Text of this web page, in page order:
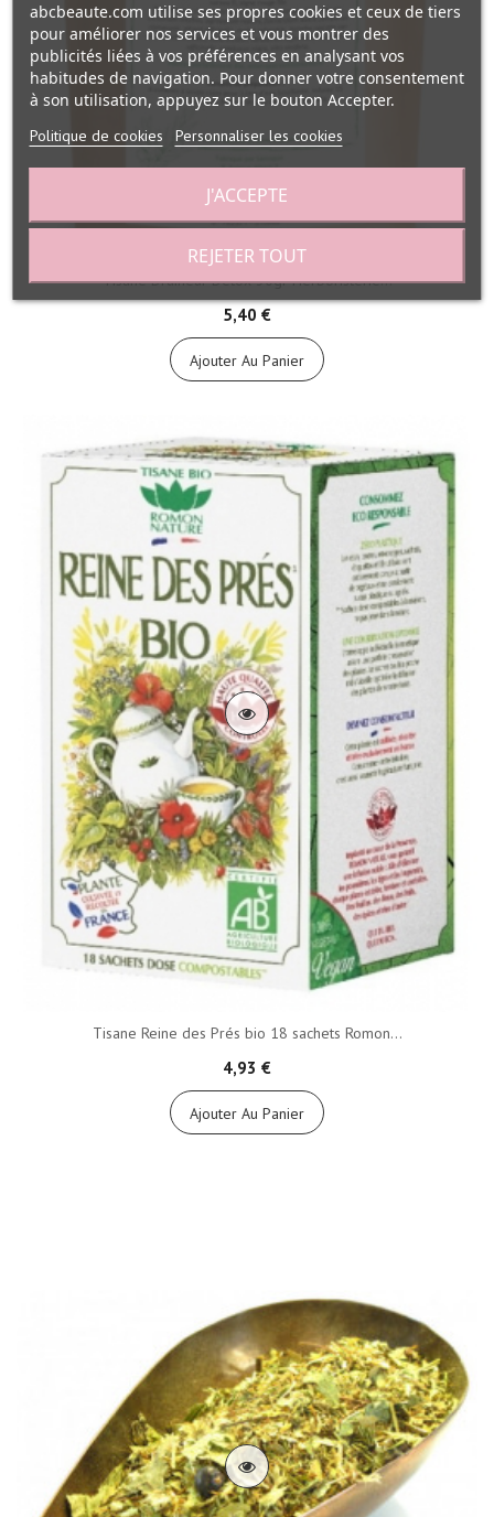
Tisane Draineur Detox 30gr Herboristerie...
5,40 €
Ajouter Au Panier
Tisane Reine des Prés bio 18 sachets Romon...
4,93 €
Ajouter Au Panier
abcbeaute.com utilise ses propres cookies et ceux de tiers
pour améliorer nos services et vous montrer des
publicités liées à vos préférences en analysant vos
habitudes de navigation. Pour donner votre consentement
à son utilisation, appuyez sur le bouton Accepter.
Politique de cookies Personnaliser les cookies
REJETER TOUT
J'ACCEPTE